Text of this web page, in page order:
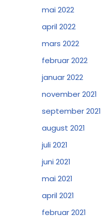
mai 2022
april 2022
mars 2022
februar 2022
januar 2022
november 2021
september 2021
august 2021
juli 2021
juni 2021
mai 2021
april 2021
februar 2021